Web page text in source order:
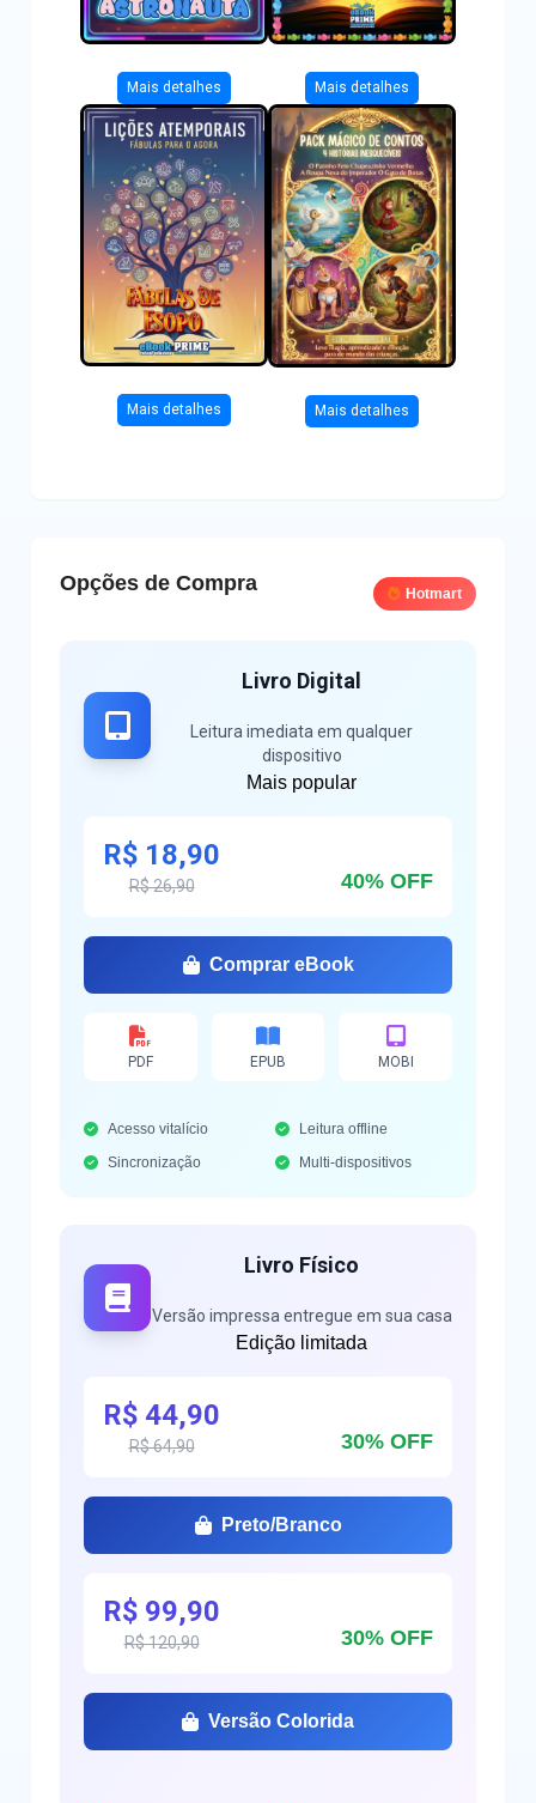
Mais detalhes Mais detalhes
Mais detalhes Mais detalhes
Opções de Compra Hotmart
Livro Digital
Leitura imediata em qualquer
dispositivo
Mais popular
R$ 18,90
R$ 26,90 40% OFF
Comprar eBook
PDF EPUB MOBI
Acesso vitalício
Leitura offline
Sincronização
Multi-dispositivos
Livro Físico
Versão impressa entregue em sua casa
Edição limitada
R$ 44,90
R$ 64,90 30% OFF
Preto/Branco
R$ 99,90
R$ 120,90 30% OFF
Versão Colorida